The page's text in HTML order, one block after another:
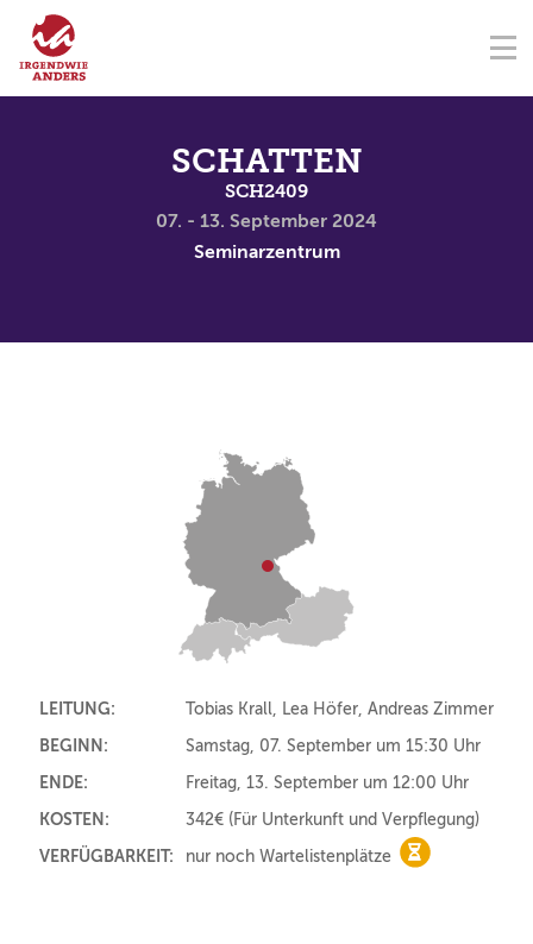
NAVIGATION ÜBERSPRINGEN
ÜBER UNS
AKADEMIE
SCHATTEN
SCH2409
07. - 13. September 2024
Seminarzentrum
LEITUNG:
Tobias Krall, Lea Höfer, Andreas Zimmer
BEGINN:
Samstag, 07. September um 15:30 Uhr
ENDE:
Freitag, 13. September um 12:00 Uhr
KOSTEN:
342€ (Für Unterkunft und Verpflegung)
VERFÜGBARKEIT:
nur noch Wartelistenplätze nur noch